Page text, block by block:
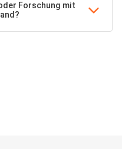
Forschung mit